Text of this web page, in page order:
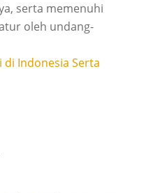
serta memenuhi
oleh undang-
di Indonesia Serta